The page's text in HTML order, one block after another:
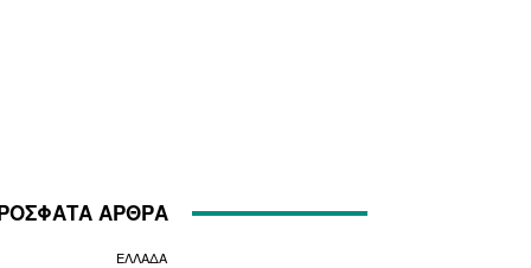
ΑΡΘΡΑ
ΕΛΛΑΔΑ